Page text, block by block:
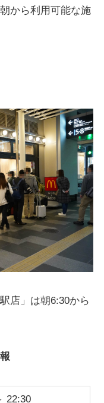
から利用可能な施
店」は朝6:30から
22:30